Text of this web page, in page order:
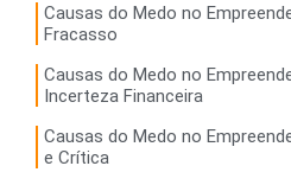
Causas do Medo no
Fracasso
Causas do Medo no
Incerteza Financeira
Causas do Medo no
e Crítica